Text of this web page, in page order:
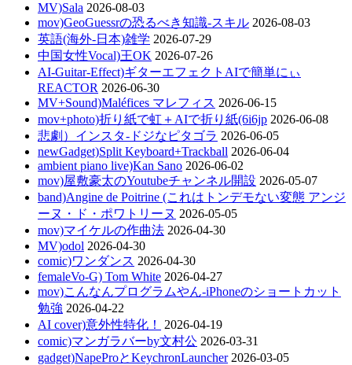
MV)Sala 2026-08-03
mov)GeoGuessrの恐るべき知識-スキル 2026-08-03
英語(海外-日本)雑学 2026-07-29
中国女性Vocal)王OK 2026-07-26
AI-Guitar-Effect)ギターエフェクトAIで簡単にぃ
REACTOR 2026-06-30
MV+Sound)Maléfices マレフィス 2026-06-15
mov+photo)折り紙で虹＋AIで折り紙(6i6jp 2026-06-08
悲劇）インスタ-ドジなピタゴラ 2026-06-05
newGadget)Split Keyboard+Trackball 2026-06-04
ambient piano live)Kan Sano 2026-06-02
mov)屋敷豪太のYoutubeチャンネル開設 2026-05-07
band)Angine de Poitrine (これはトンデモない変態 アンジ
ーヌ・ド・ポワトリーヌ 2026-05-05
mov)マイケルの作曲法 2026-04-30
MV)odol 2026-04-30
comic)ワンダンス 2026-04-30
femaleVo-G) Tom White 2026-04-27
mov)こんなんプログラムやん-iPhoneのショートカット
勉強 2026-04-22
AI cover)意外性特化！
2026-04-19
comic)マンガラバーby文村公 2026-03-31
gadget)NapeProとKeychronLauncher 2026-03-05